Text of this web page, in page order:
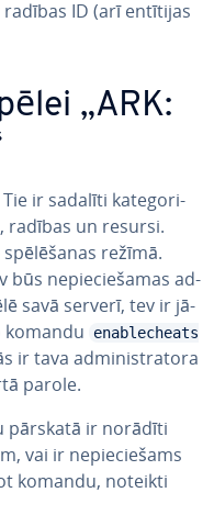
ID (arī entītijas
„ARK:
Tie ir sadalīti ka­te­go­ri­
radības un resursi.
režīmā.
būs ne­pie­cie­ša­mas ad­
savā serverī, tev ir jā­
komandu
enablecheats
ir tava ad­mi­nis­tra­to­ra
parole.
pārskatā ir norādīti
vai ir ne­pie­cie­šams
komandu, noteikti